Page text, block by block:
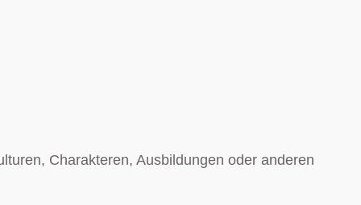
Charakteren, Ausbildungen oder anderen